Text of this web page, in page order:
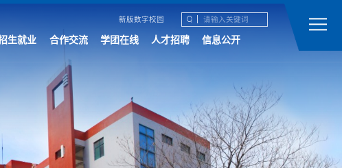
新版数字校园
生就业 合作交流 学团在线 人才招聘 信息公开